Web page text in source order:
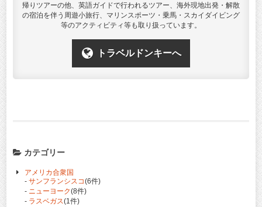
帰りツアーの他、英語ガイドで行われるツアー、海外現地出発・解散
の宿泊を伴う周遊小旅行、マリンスポーツ・乗馬・スカイダイビング
等のアクティビティ等も取り扱っています。
トラベルドンキーへ
カテゴリー
アメリカ合衆国
- サンフランシスコ(6件)
- ニューヨーク(8件)
- ラスベガス(1件)